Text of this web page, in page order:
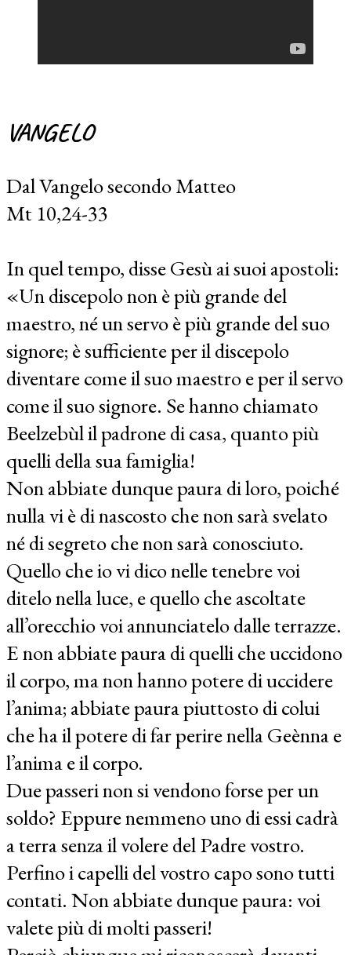
VANGELO
Dal Vangelo secondo Matteo
Mt 10,24-33
In quel tempo, disse Gesù ai suoi apostoli:
«Un discepolo non è più grande del
maestro, né un servo è più grande del suo
signore; è sufficiente per il discepolo
diventare come il suo maestro e per il servo
come il suo signore. Se hanno chiamato
Beelzebùl il padrone di casa, quanto più
quelli della sua famiglia!
Non abbiate dunque paura di loro, poiché
nulla vi è di nascosto che non sarà svelato
né di segreto che non sarà conosciuto.
Quello che io vi dico nelle tenebre voi
ditelo nella luce, e quello che ascoltate
all’orecchio voi annunciatelo dalle terrazze.
E non abbiate paura di quelli che uccidono
il corpo, ma non hanno potere di uccidere
l’anima; abbiate paura piuttosto di colui
che ha il potere di far perire nella Geènna e
l’anima e il corpo.
Due passeri non si vendono forse per un
soldo? Eppure nemmeno uno di essi cadrà
a terra senza il volere del Padre vostro.
Perfino i capelli del vostro capo sono tutti
contati. Non abbiate dunque paura: voi
valete più di molti passeri!